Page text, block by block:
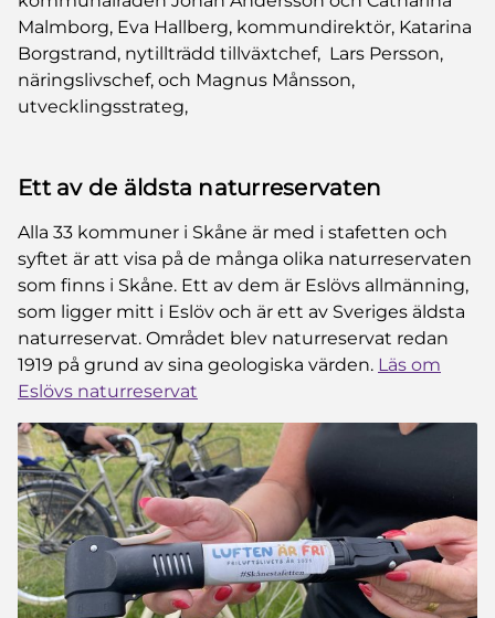
Malmborg, Eva Hallberg, kommundirektör, Katarina
Borgstrand, nytillträdd tillväxtchef, Lars Persson,
näringslivschef, och Magnus Månsson,
utvecklingsstrateg,
Ett av de äldsta naturreservaten
Alla 33 kommuner i Skåne är med i stafetten och
syftet är att visa på de många olika naturreservaten
som finns i Skåne. Ett av dem är Eslövs allmänning,
som ligger mitt i Eslöv och är ett av Sveriges äldsta
naturreservat. Området blev naturreservat redan
1919 på grund av sina geologiska värden. Läs om
Eslövs naturreservat